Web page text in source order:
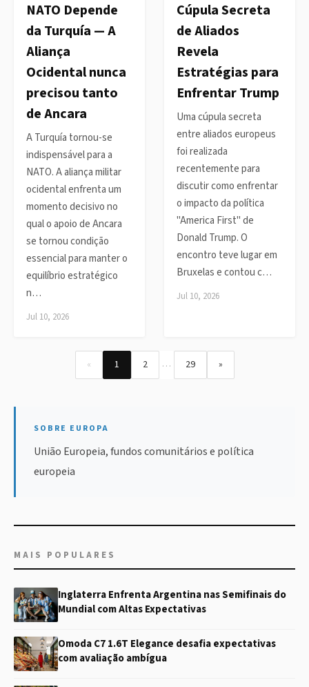
NATO Depende
da Turquía — A
Aliança
Ocidental nunca
precisou tanto
de Ancara
A Turquía tornou-se
indispensável para a
NATO. A aliança militar
ocidental enfrenta um
momento decisivo no
qual o apoio de Ancara
se tornou condição
essencial para manter o
equilíbrio estratégico
n…
Jul 10, 2026
Cúpula Secreta
de Aliados
Revela
Estratégias para
Enfrentar Trump
Uma cúpula secreta
entre aliados europeus
foi realizada
recentemente para
discutir como enfrentar
o impacto da política
"America First" de
Donald Trump. O
encontro teve lugar em
Bruxelas e contou c…
Jul 10, 2026
« 1 2 … 29 »
SOBRE EUROPA
União Europeia, fundos comunitários e política
europeia
MAIS POPULARES
Inglaterra Enfrenta Argentina nas Semifinais do
Mundial com Altas Expectativas
Omoda C7 1.6T Elegance desafia expectativas
com avaliação ambígua